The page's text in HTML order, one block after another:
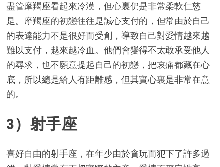
盡管摩羯座看起來冷漠，但心裏仍是非常柔軟仁慈
是。摩羯座的初戀往往是誠心支付的，但常由於自己
的表達能力不是很好而受創，導致自己對愛情越來越
難以支付，越來越冷血。他們會變得不太敢承受他人
的尋求，也不願意提起自己的初戀，把哀痛都藏在心
底，所以總是給人有距離感，但其實心裏是非常在意
的。
3）射手座
喜好自由的射手座，在年少由於貪玩而犯下了許多過